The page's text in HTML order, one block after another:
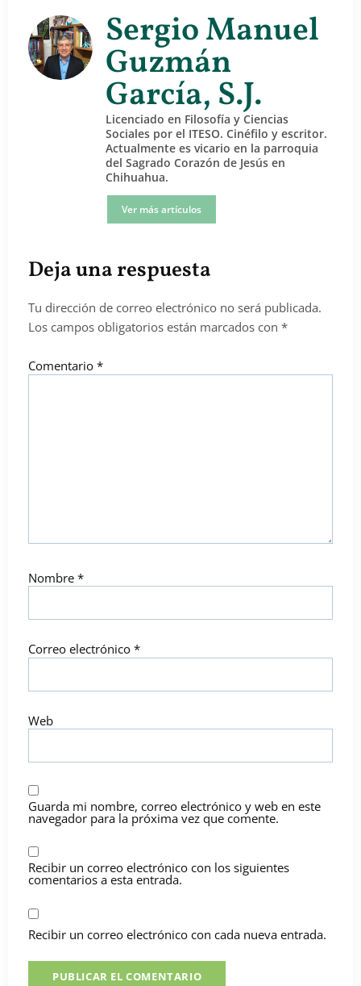
Sergio Manuel
Guzmán
García, S.J.
Licenciado en Filosofía y Ciencias
Sociales por el ITESO. Cinéfilo y escritor.
Actualmente es vicario en la parroquia
del Sagrado Corazón de Jesús en
Chihuahua.
Ver más artículos
Deja una respuesta
Tu dirección de correo electrónico no será publicada.
Los campos obligatorios están marcados con *
Comentario *
Nombre *
Correo electrónico *
Web
Guarda mi nombre, correo electrónico y web en este
navegador para la próxima vez que comente.
Recibir un correo electrónico con los siguientes
comentarios a esta entrada.
Recibir un correo electrónico con cada nueva entrada.